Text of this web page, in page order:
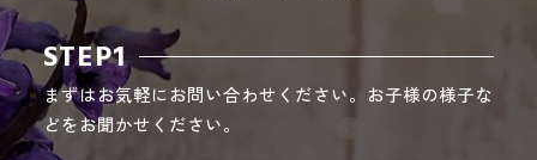
STEP1
まずはお気軽にお問い合わせください。お子様の様子な
どをお聞かせください。